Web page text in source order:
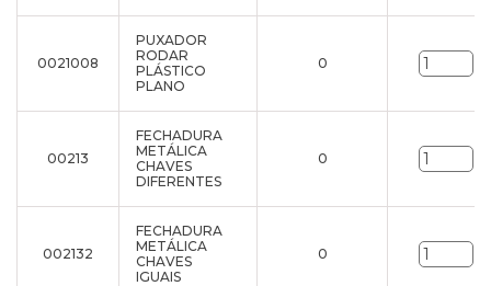
0021008
PUXADOR
RODAR
PLÁSTICO
PLANO
0
00213
FECHADURA
METÁLICA
CHAVES
DIFERENTES
0
002132
FECHADURA
METÁLICA
CHAVES
IGUAIS
0